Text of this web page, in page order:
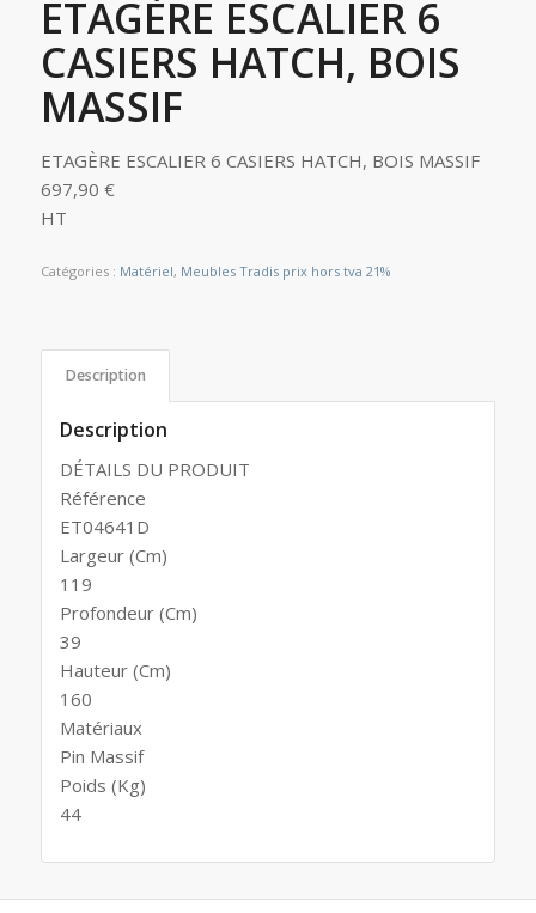
ETAGÈRE ESCALIER 6
CASIERS HATCH, BOIS
MASSIF
ETAGÈRE ESCALIER 6 CASIERS HATCH, BOIS MASSIF
697,90 €
HT
Catégories : Matériel, Meubles Tradis prix hors tva 21%
Description
Description
DÉTAILS DU PRODUIT
Référence
ET04641D
Largeur (Cm)
119
Profondeur (Cm)
39
Hauteur (Cm)
160
Matériaux
Pin Massif
Poids (Kg)
44